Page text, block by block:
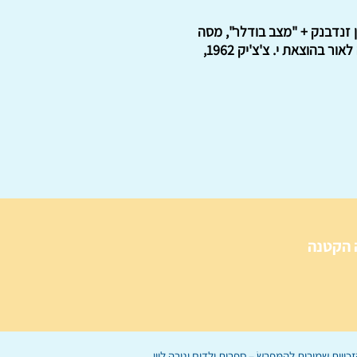
בחדרו הכפול / שמעון זנדבנק + "מצב בודלר", מסה
מאת פול ואלרי, מצורפת כנספח לספר. המהדורה הראשונה בעברית, בתרגומו של אליהו מייטוס יצאה לאור בהוצאת י. צ'צ'יק 1962,
הקטנה